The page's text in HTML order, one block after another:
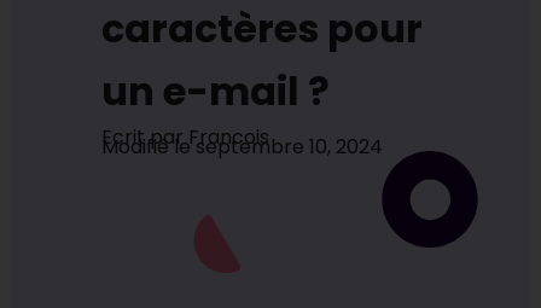
caractères pour
un e-mail ?
Ecrit parFrancois
Modifié le septembre 10, 2024